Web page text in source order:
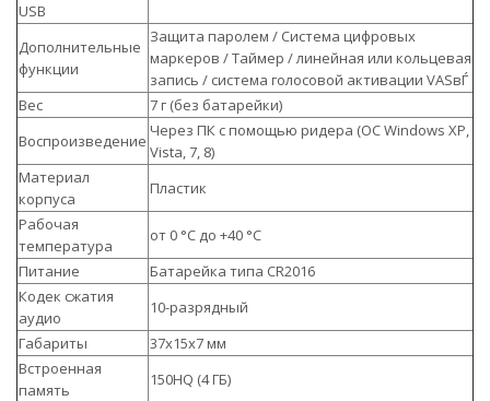
USB
Дополнительные
функции
Защита паролем / Система цифровых
маркеров / Таймер / линейная или кольцевая
запись / система голосовой активации VASвЃ
Вес
7 г (без батарейки)
Воспроизведение
Через ПК с помощью ридера (ОС Windows XP,
Vista, 7, 8)
Материал
корпуса
Пластик
Рабочая
температура
от 0 °C до +40 °C
Питание
Батарейка типа CR2016
Кодек сжатия
аудио
10-разрядный
Габариты
37x15x7 мм
Встроенная
память
150HQ (4 ГБ)